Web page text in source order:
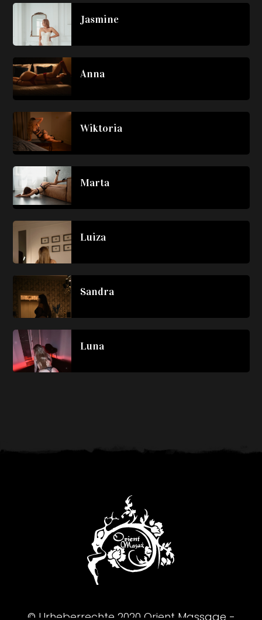
Jasmine
Anna
Wiktoria
Marta
Luiza
Sandra
Luna
© Urheberrechte 2020 Orient Massage -